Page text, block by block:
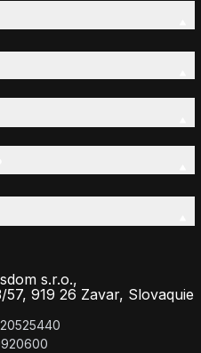
s.r.o.,
919 26 Zavar, Slovaquie